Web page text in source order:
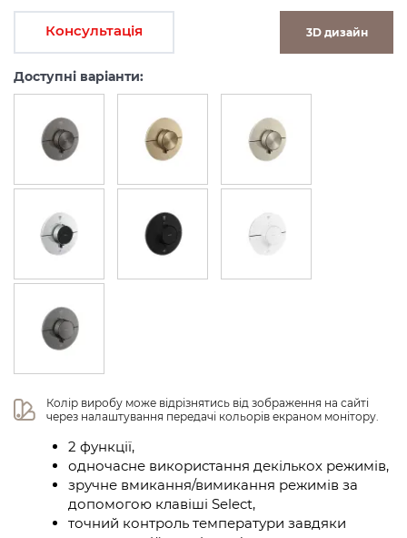
Консультація 3D дизайн
Доступні варіанти:
Колір виробу може відрізнятись від зображення на сайті
через налаштування передачі кольорів екраном монітору.
2 функції,
одночасне використання декількох режимів,
зручне вмикання/вимикання режимів за
допомогою клавіші Select,
точний контроль температури завдяки